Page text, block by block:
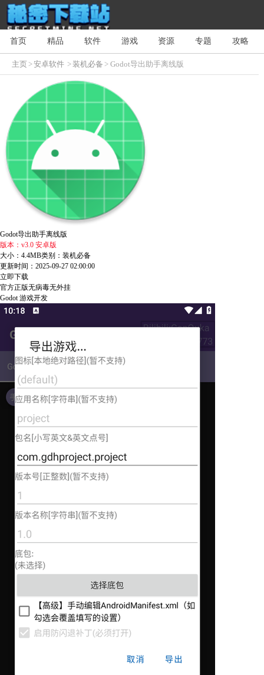
首页 精品 软件 游戏 资源 专题 攻略
主页>安卓软件 >装机必备 > Godot导出助手离线版
Godot导出助手离线版
版本：v3.0 安卓版
大小：4.4MB类别：装机必备
更新时间：2025-09-27 02:00:00
立即下载
官方正版无病毒无外挂
Godot 游戏开发